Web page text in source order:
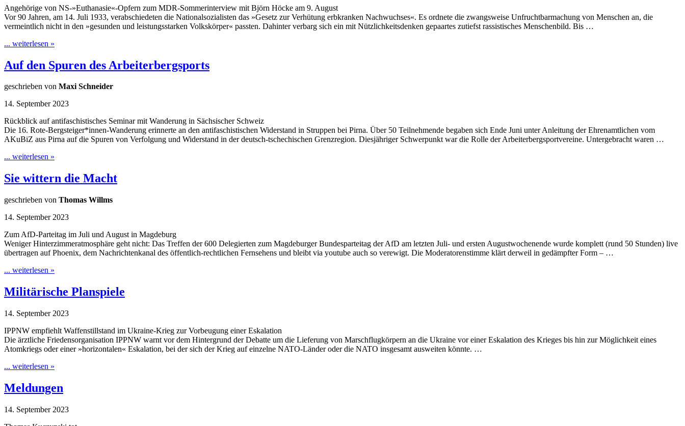
Angehörige von NS-»Euthanasie«-Opfern zum MDR-Sommerinterview mit Björn Höcke am 9. August
Vor 90 Jahren, am 14. Juli 1933, verabschiedeten die Nationalsozialisten das »Gesetz zur Verhütung erbkranken Nachwuchses«. Es ordnete die zwangsweise Unfruchtbarmachung von Menschen an, die
vermeintlich nicht in den »gesunden und leistungsstarken Volkskörper« passten. Dahinter verbarg sich ein mit Nützlichkeitsdenken gepaartes zutiefst rassistisches Menschenbild. Bis …
... weiterlesen »
Auf den Spuren des Arbeiterbergsports
geschrieben von Maxi Schneider
14. September 2023
Rückblick auf antifaschistisches Seminar mit Wanderung in Sächsischer Schweiz
Die 16. Rote-Bergsteiger*innen-Wanderung erinnerte an den antifaschistischen Widerstand in Struppen bei Pirna. Über 50 Teilnehmende begaben sich Ende Juni unter Anleitung der Ehrenamtlichen vom
AKuBiZ aus Pirna auf die Spuren von Verfolgung und Widerstand in der deutsch-tschechischen Grenzregion. Diesjähriger Schwerpunkt war die Rolle der Arbeiterbergsportvereine. Untergebracht waren …
... weiterlesen »
Sie wittern die Macht
geschrieben von Thomas Willms
14. September 2023
Zum AfD-Parteitag im Juli und August in Magdeburg
Weniger Hinterzimmeratmosphäre geht nicht: Das Treffen der 600 Delegierten zum Magdeburger Bundesparteitag der AfD am letzten Juli- und ersten Augustwochenende wurde komplett (rund 50 Stunden) live
übertragen auf Phoenix, dem Nachrichtenkanal des öffentlich-rechtlichen Fernsehens und bleibt via youtube auch so verewigt. Die Moderatorenstimme klärt derweil in gedämpfter Form – …
... weiterlesen »
Militärische Planspiele
14. September 2023
IPPNW empfiehlt Waffenstillstand im Ukraine-Krieg zur Vorbeugung einer Eskalation
Die ärztliche Friedensorganisation IPPNW warnt vor dem Hintergrund der Debatte um die Lieferung von Marschflugkörpern an die Ukraine vor einer Eskalation des Krieges bis hin zur Möglichkeit eines
Atomkriegs oder einer »horizontalen« Eskalation, bei der sich der Krieg auf einzelne NATO-Länder oder die NATO insgesamt ausweiten könnte. …
... weiterlesen »
Meldungen
14. September 2023